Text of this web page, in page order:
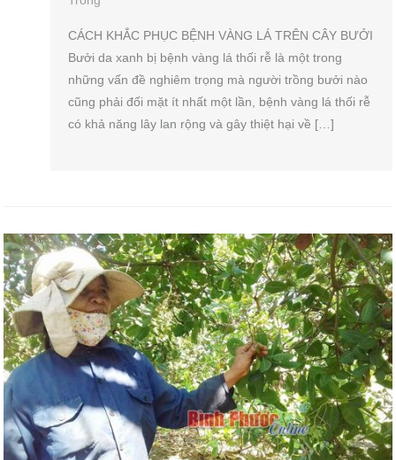
CÁCH KHẮC PHỤC BỆNH VÀNG LÁ TRÊN CÂY BƯỞI
Bưởi da xanh bị bệnh vàng lá thối rễ là một trong
những vấn đề nghiêm trọng mà người trồng bưởi nào
cũng phải đối mặt ít nhất một lần, bệnh vàng lá thối rễ
có khả năng lây lan rộng và gây thiệt hại về […]